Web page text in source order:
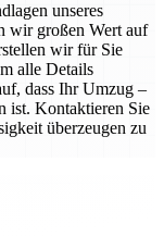
unseres
wir großen Wert auf
wir für Sie
alle Details
dass Ihr Umzug –
ist. Kontaktieren Sie
überzeugen zu